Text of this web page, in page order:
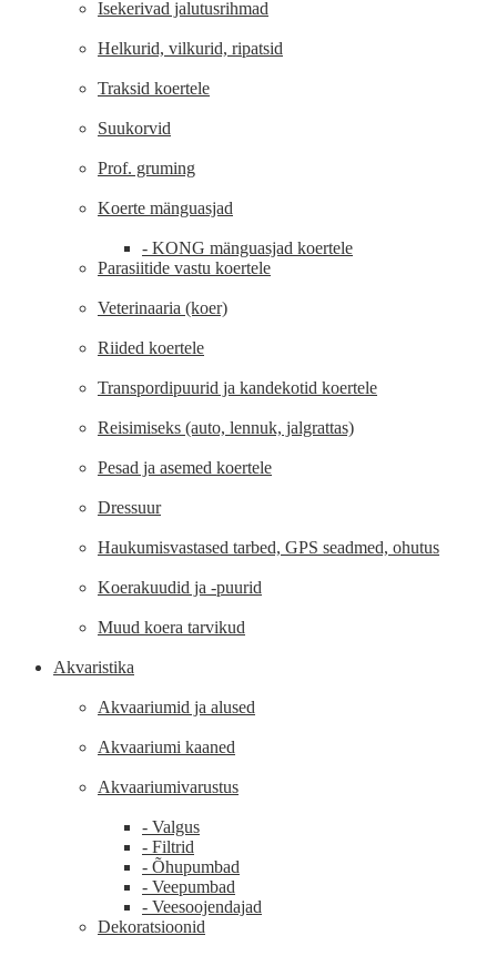
Isekerivad jalutusrihmad
Helkurid, vilkurid, ripatsid
Traksid koertele
Suukorvid
Prof. gruming
Koerte mänguasjad
- KONG mänguasjad koertele
Parasiitide vastu koertele
Veterinaaria (koer)
Riided koertele
Transpordipuurid ja kandekotid koertele
Reisimiseks (auto, lennuk, jalgrattas)
Pesad ja asemed koertele
Dressuur
Haukumisvastased tarbed, GPS seadmed, ohutus
Koerakuudid ja -puurid
Muud koera tarvikud
Akvaristika
Akvaariumid ja alused
Akvaariumi kaaned
Akvaariumivarustus
- Valgus
- Filtrid
- Õhupumbad
- Veepumbad
- Veesoojendajad
Dekoratsioonid